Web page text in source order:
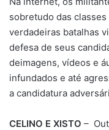
sobretudo das
verdadeiras batalhas
defesa de seus
deimagens, vídeos e
infundados e até
a candidatura
CELINO E XISTO –